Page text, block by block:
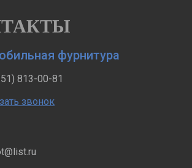
фурнитура
813-00-81
звонок